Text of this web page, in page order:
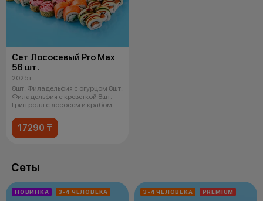
Сет Лососевый Pro Max
56 шт.
2025 г
8шт. Филадельфия с огурцом 8шт.
Филадельфия с креветкой 8шт.
Грин ролл с лососем и крабом
17290 ₸
Сеты
НОВИНКА 3-4 ЧЕЛОВЕКА 3-4 ЧЕЛОВЕКА PREMIUM